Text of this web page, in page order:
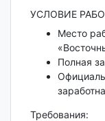
УСЛОВИЕ
Место
Полная
Требования: